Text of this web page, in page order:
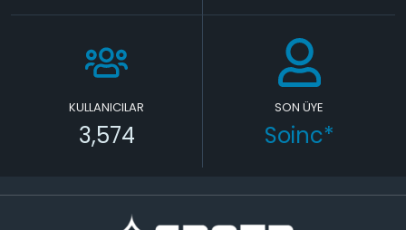
KULLANICILAR
3,574
SON ÜYE
Soinc*